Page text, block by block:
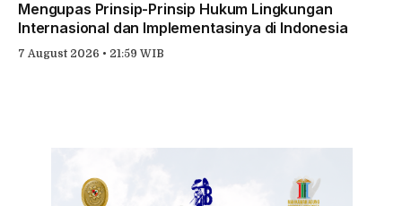
Mengupas Prinsip-Prinsip Hukum Lingkungan
Internasional dan Implementasinya di Indonesia
7 August 2026 • 21:59 WIB